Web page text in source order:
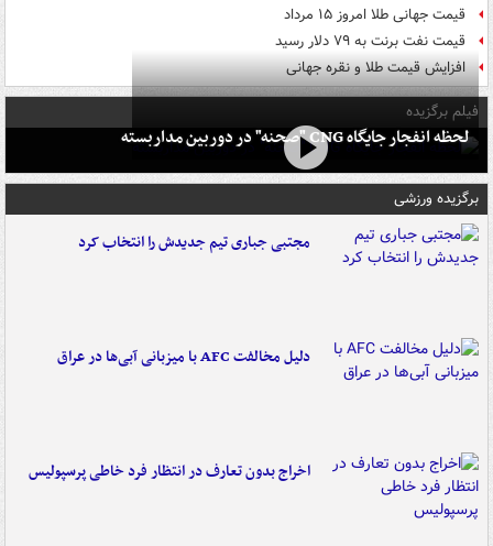
قیمت جهانی طلا امروز ۱۵ مرداد
قیمت نفت برنت به ۷۹ دلار رسید
افزایش قیمت طلا و نقره جهانی
فیلم برگزیده
لحظه انفجار جایگاه CNG "صحنه" در دوربین مداربسته
برگزیده ورزشی
مجتبی جباری تیم جدیدش را انتخاب کرد
دلیل مخالفت AFC با میزبانی آبی‌ها در عراق
اخراج بدون تعارف در انتظار فرد خاطی پرسپولیس